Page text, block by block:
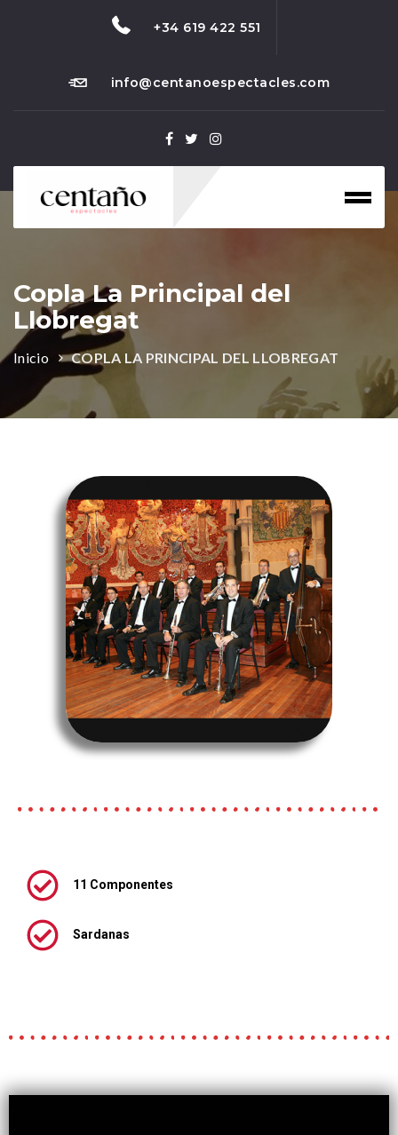
+34 619 422 551
info@centanoespectacles.com
Copla La Principal del
Llobregat
Inicio COPLA LA PRINCIPAL DEL LLOBREGAT
11 Componentes
Sardanas